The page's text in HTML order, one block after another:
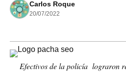
Carlos Roque
20/07/2022
Efectivos de la policía lograron